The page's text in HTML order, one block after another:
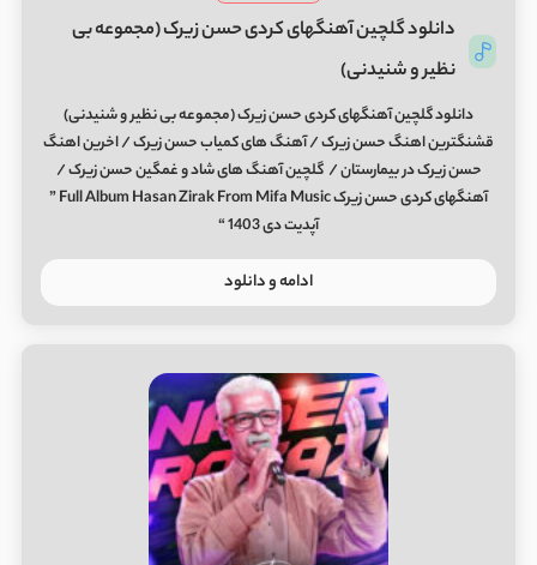
دانلود گلچین آهنگهای کردی حسن زیرک (مجموعه بی
نظیر و شنیدنی)
دانلود گلچین آهنگهای کردی حسن زیرک (مجموعه بی نظیر و شنیدنی)
قشنگترین اهنگ حسن زیرک / آهنگ های کمیاب حسن زیرک / اخرین اهنگ
حسن زیرک در بیمارستان / گلچین آهنگ های شاد و غمگین حسن زیرک /
آهنگهای کردی حسن زیرک Full Album Hasan Zirak From Mifa Music ”
آپدیت دی 1403 “
ادامه و دانلود